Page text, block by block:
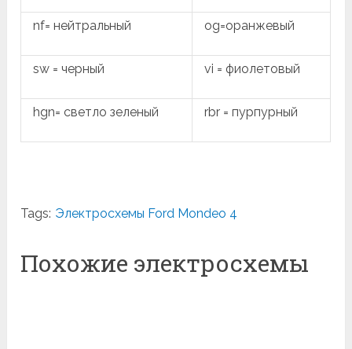
nf= нейтральный og=оранжевый
sw = черный vi = фиолетовый
hgn= светло зеленый rbr = пурпурный
Tags: Электросхемы Ford Mondeo 4
Похожие электросхемы